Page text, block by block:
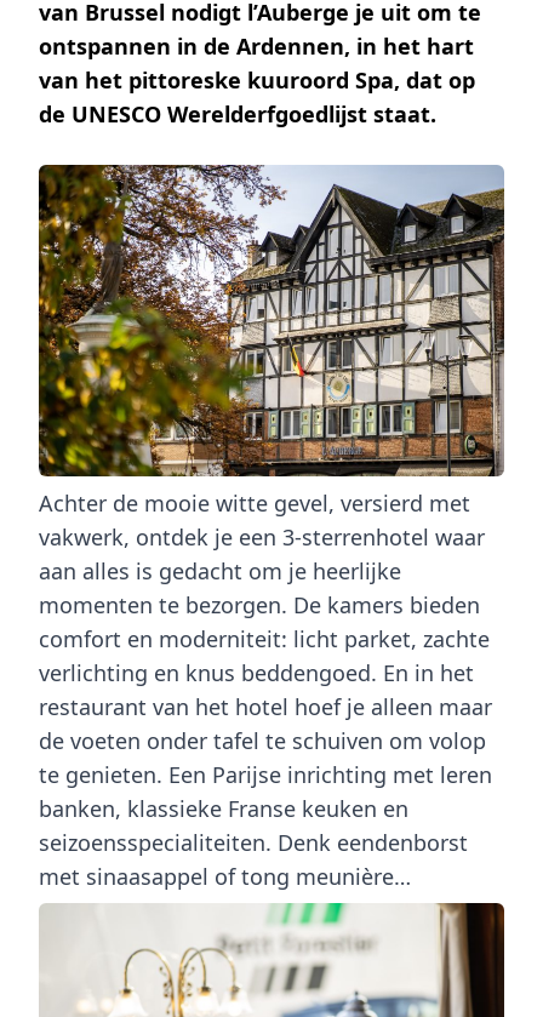
van Brussel nodigt l’Auberge je uit om te
ontspannen in de Ardennen, in het hart
van het pittoreske kuuroord Spa, dat op
de UNESCO Werelderfgoedlijst staat.
Achter de mooie witte gevel, versierd met
vakwerk, ontdek je een 3-sterrenhotel waar
aan alles is gedacht om je heerlijke
momenten te bezorgen. De kamers bieden
comfort en moderniteit: licht parket, zachte
verlichting en knus beddengoed. En in het
restaurant van het hotel hoef je alleen maar
de voeten onder tafel te schuiven om volop
te genieten. Een Parijse inrichting met leren
banken, klassieke Franse keuken en
seizoensspecialiteiten. Denk eendenborst
met sinaasappel of tong meunière…